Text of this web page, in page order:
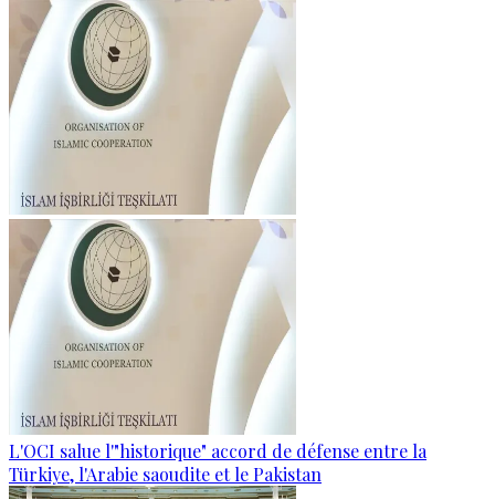
L'OCI salue l'"historique" accord de défense entre la
Türkiye, l'Arabie saoudite et le Pakistan